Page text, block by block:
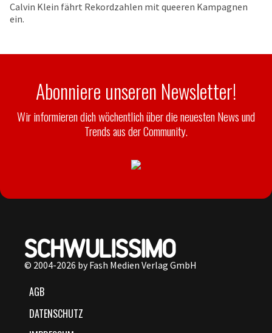
Calvin Klein fährt Rekordzahlen mit queeren Kampagnen
ein.
Abonniere unseren Newsletter!
Wir informieren dich wöchentlich über die neuesten News und
Trends aus der Community.
© 2004-2026 by Fash Medien Verlag GmbH
AGB
DATENSCHUTZ